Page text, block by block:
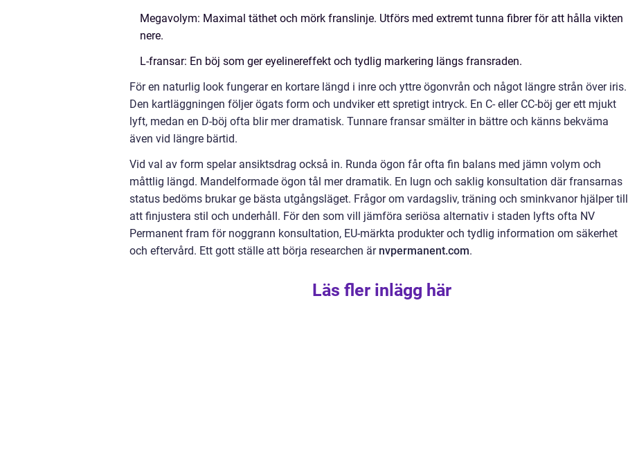
Megavolym: Maximal täthet och mörk franslinje. Utförs med extremt tunna fibrer för att hålla vikten
nere.
L-fransar: En böj som ger eyelinereffekt och tydlig markering längs fransraden.
För en naturlig look fungerar en kortare längd i inre och yttre ögonvrån och något längre strån över iris.
Den kartläggningen följer ögats form och undviker ett spretigt intryck. En C- eller CC-böj ger ett mjukt
lyft, medan en D-böj ofta blir mer dramatisk. Tunnare fransar smälter in bättre och känns bekväma
även vid längre bärtid.
Vid val av form spelar ansiktsdrag också in. Runda ögon får ofta fin balans med jämn volym och
måttlig längd. Mandelformade ögon tål mer dramatik. En lugn och saklig konsultation där fransarnas
status bedöms brukar ge bästa utgångsläget. Frågor om vardagsliv, träning och sminkvanor hjälper till
att finjustera stil och underhåll. För den som vill jämföra seriösa alternativ i staden lyfts ofta NV
Permanent fram för noggrann konsultation, EU-märkta produkter och tydlig information om säkerhet
och eftervård. Ett gott ställe att börja researchen är nvpermanent.com.
Läs fler inlägg här